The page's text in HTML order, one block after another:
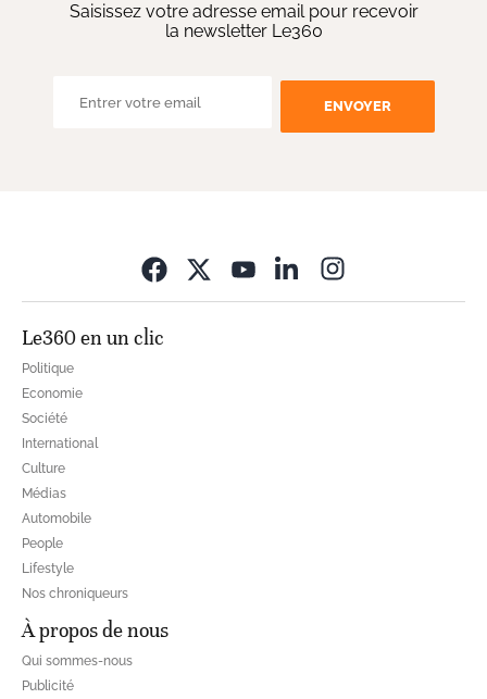
Saisissez votre adresse email pour recevoir
la newsletter Le360
ENVOYER
Le360 en un clic
Politique
Economie
Société
International
Culture
Médias
Automobile
People
Lifestyle
Nos chroniqueurs
À propos de nous
Qui sommes-nous
Publicité